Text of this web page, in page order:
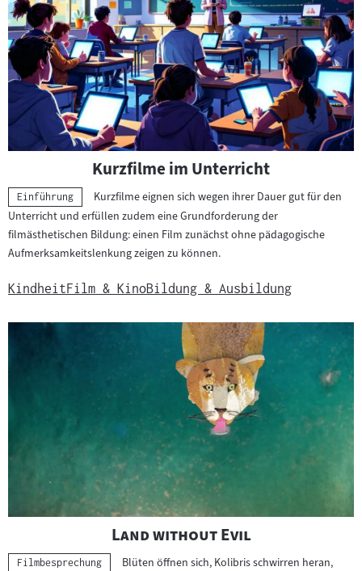
h
a
l
t
e
v
n
r
z
f
i
m
r
Kurzfilme im Unterricht
Kategorie:
Einführung
Kurzfilme eignen sich wegen ihrer Dauer gut für den
Unterricht und erfüllen zudem eine Grundforderung der
filmästhetischen Bildung: einen Film zunächst ohne pädagogische
Aufmerksamkeitslenkung zeigen zu können.
KindheitFilm & KinoBildung & Ausbildung
"
Land without Evil"
Kategorie:
Filmbesprechung
Blüten öffnen sich, Kolibris schwirren heran,